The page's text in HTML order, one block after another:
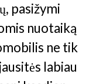
pasižymi
nuotaiką
ne tik
labiau